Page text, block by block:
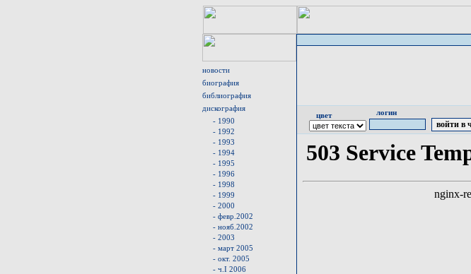
новости
биография
библиография
дискография
- 1990
- 1992
- 1993
- 1994
- 1995
- 1996
- 1998
- 1999
- 2000
- февр.2002
- нояб.2002
- 2003
- март 2005
- окт. 2005
- ч.I 2006
цвет логин